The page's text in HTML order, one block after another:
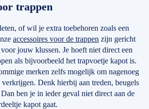
trappen
of wil je extra toebehoren zoals een
accessoires voor de trappen zijn gericht
jouw klussen. Je hoeft niet direct een
als bijvoorbeeld het trapvoetje kapot is.
merken zelfs mogelijk om nagenoeg
verkrijgen. Denk hierbij aan treden, beugels
ben je in ieder geval niet direct aan de
kapot gaat.